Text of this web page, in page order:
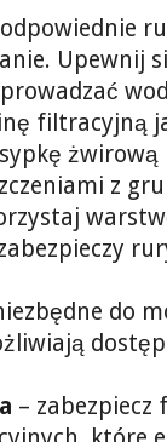
Upewnij
filtracyjną
z
do
–